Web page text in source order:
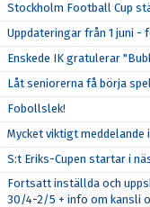
Stockholm Football Cup
Uppdateringar från 1 juni
Enskede IK gratulerar
Låt seniorerna få börja
Fobollslek!
Mycket viktigt
S:t Eriks-Cupen startar i
Fortsatt inställda och
30/4-2/5 + info om kansli